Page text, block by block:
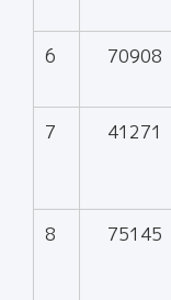
6 70908
7 41271
8 75145